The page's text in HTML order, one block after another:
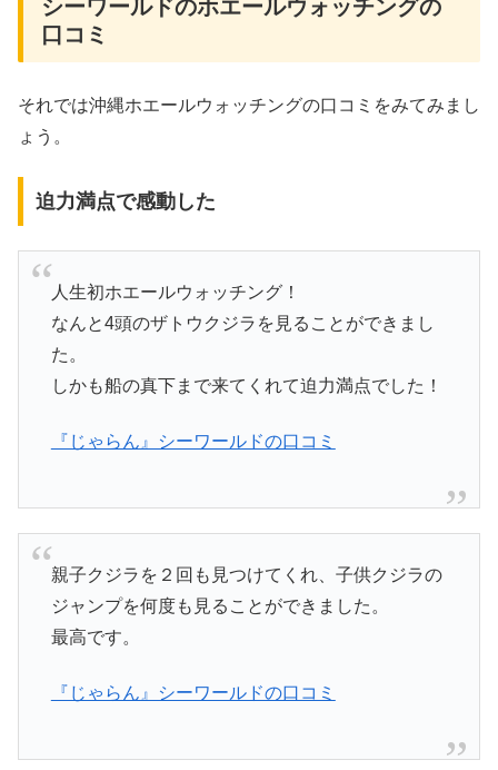
シーワールドのホエールウォッチングの
口コミ
それでは沖縄ホエールウォッチングの口コミをみてみまし
ょう。
迫力満点で感動した
人生初ホエールウォッチング！
なんと4頭のザトウクジラを見ることができまし
た。
しかも船の真下まで来てくれて迫力満点でした！
『じゃらん』シーワールドの口コミ
親子クジラを２回も見つけてくれ、子供クジラの
ジャンプを何度も見ることができました。
最高です。
『じゃらん』シーワールドの口コミ